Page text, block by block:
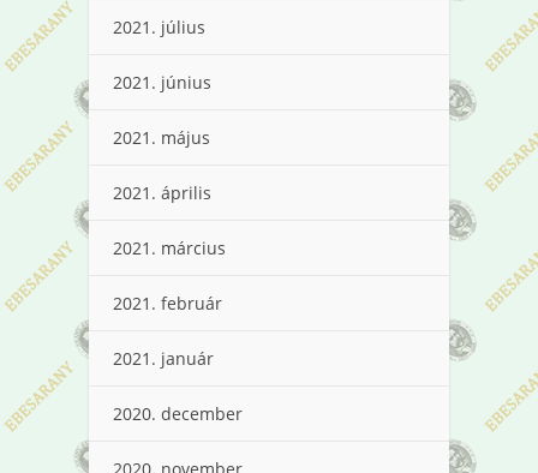
2021. július
2021. június
2021. május
2021. április
2021. március
2021. február
2021. január
2020. december